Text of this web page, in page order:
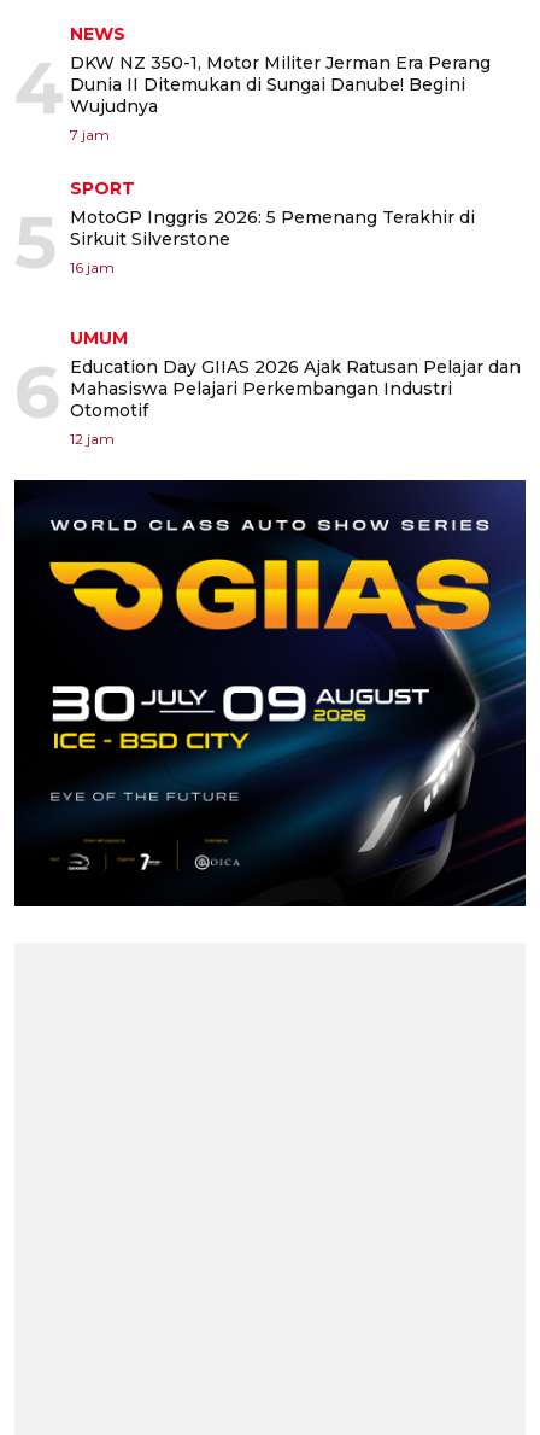
4
NEWS
DKW NZ 350-1, Motor Militer Jerman Era Perang
Dunia II Ditemukan di Sungai Danube! Begini
Wujudnya
7 jam
5
SPORT
MotoGP Inggris 2026: 5 Pemenang Terakhir di
Sirkuit Silverstone
16 jam
6
UMUM
Education Day GIIAS 2026 Ajak Ratusan Pelajar dan
Mahasiswa Pelajari Perkembangan Industri
Otomotif
12 jam